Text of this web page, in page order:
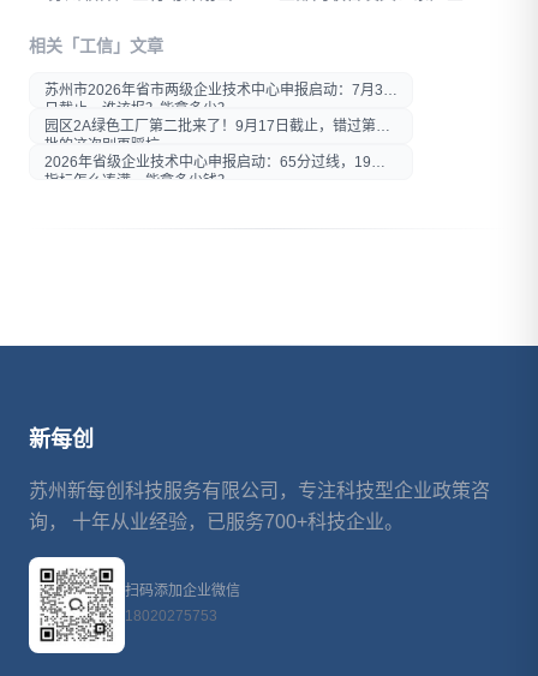
在微信内打开后分享给好友或
相关「工信」文章
苏州市2026年省市两级企业技术中心申报启动：7月30
日截止，谁该报？能拿多少？
园区2A绿色工厂第二批来了！9月17日截止，错过第一
批的这次别再踩坑
2026年省级企业技术中心申报启动：65分过线，19项
指标怎么凑满、能拿多少钱？
新每创
苏州新每创科技服务有限公司，专注科技型企业政策咨
询， 十年从业经验，已服务700+科技企业。
扫码添加企业微信
18020275753